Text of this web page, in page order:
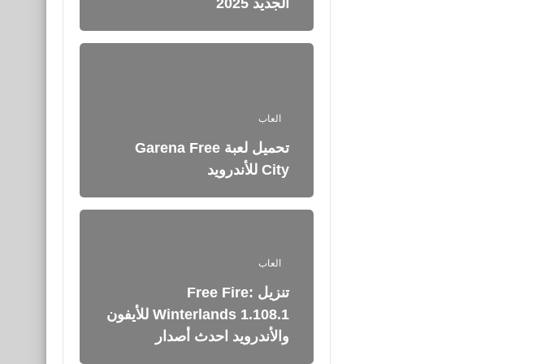
العاب
تحميل لعبة Garena Free
City للأندرويد
العاب
تنزيل Free Fire:
Winterlands 1.108.1 للأيفون
والأندرويد احدث أصدار